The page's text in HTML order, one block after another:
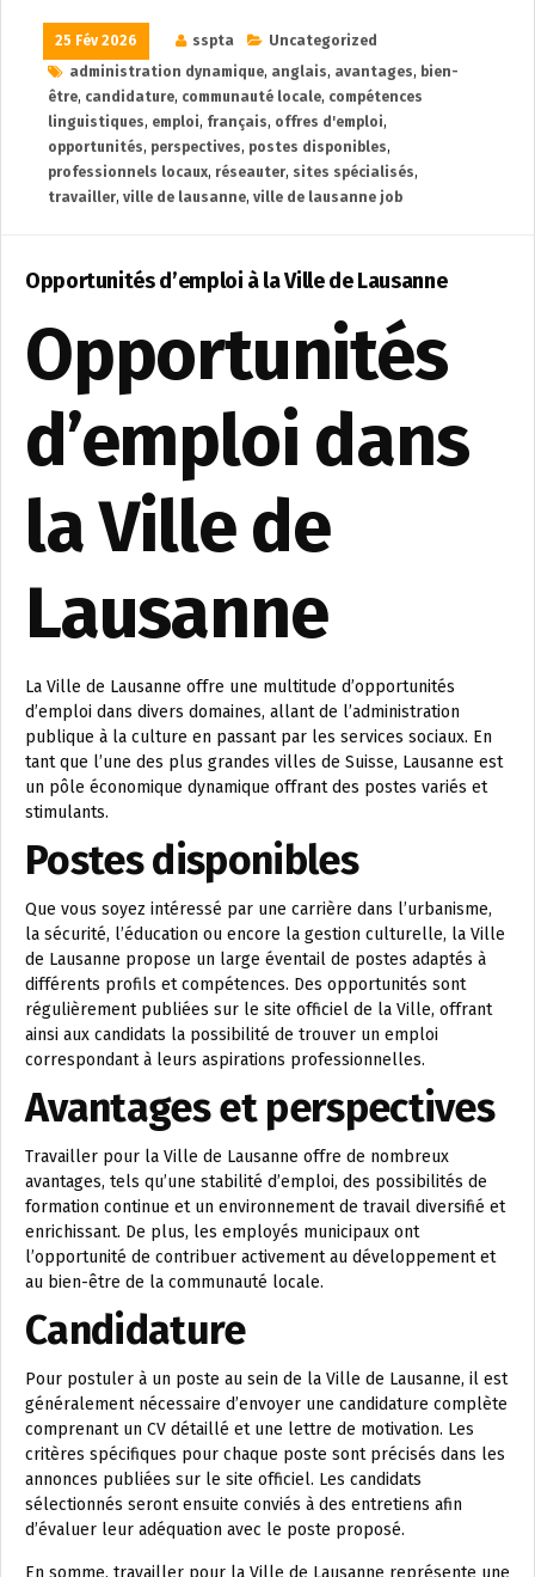
25 Fév 2026 sspta
Uncategorized
administration dynamique, anglais, avantages, bien-
être, candidature, communauté locale, compétences
linguistiques, emploi, français, offres d'emploi,
opportunités, perspectives, postes disponibles,
professionnels locaux, réseauter, sites spécialisés,
travailler, ville de lausanne, ville de lausanne job
Opportunités d’emploi à la Ville de Lausanne
Opportunités
d’emploi dans
la Ville de
Lausanne
La Ville de Lausanne offre une multitude d’opportunités
d’emploi dans divers domaines, allant de l’administration
publique à la culture en passant par les services sociaux. En
tant que l’une des plus grandes villes de Suisse, Lausanne est
un pôle économique dynamique offrant des postes variés et
stimulants.
Postes disponibles
Que vous soyez intéressé par une carrière dans l’urbanisme,
la sécurité, l’éducation ou encore la gestion culturelle, la Ville
de Lausanne propose un large éventail de postes adaptés à
différents profils et compétences. Des opportunités sont
régulièrement publiées sur le site officiel de la Ville, offrant
ainsi aux candidats la possibilité de trouver un emploi
correspondant à leurs aspirations professionnelles.
Avantages et perspectives
Travailler pour la Ville de Lausanne offre de nombreux
avantages, tels qu’une stabilité d’emploi, des possibilités de
formation continue et un environnement de travail diversifié et
enrichissant. De plus, les employés municipaux ont
l’opportunité de contribuer activement au développement et
au bien-être de la communauté locale.
Candidature
Pour postuler à un poste au sein de la Ville de Lausanne, il est
généralement nécessaire d’envoyer une candidature complète
comprenant un CV détaillé et une lettre de motivation. Les
critères spécifiques pour chaque poste sont précisés dans les
annonces publiées sur le site officiel. Les candidats
sélectionnés seront ensuite conviés à des entretiens afin
d’évaluer leur adéquation avec le poste proposé.
En somme, travailler pour la Ville de Lausanne représente une